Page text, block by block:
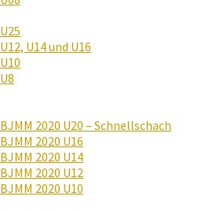
U25
U12, U14 und U16
U10
U8
BJMM 2020 U20 – Schnellschach
BJMM 2020 U16
BJMM 2020 U14
BJMM 2020 U12
BJMM 2020 U10